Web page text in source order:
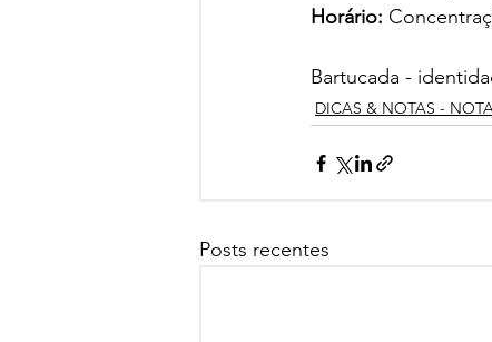
Horário:
Bartucada -
DICAS & NOTAS -
Posts recentes